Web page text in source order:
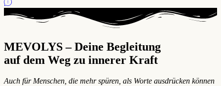
MEVOLYS – Deine Begleitung
auf dem Weg zu innerer Kraft
Auch für Menschen, die mehr spüren, als Worte ausdrücken können